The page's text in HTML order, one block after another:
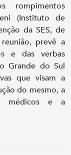
rompimentos
(Instituto de
da SES, de
prevê a
e das verbas
Grande do Sul
que visam a
do mesmo, a
médicos e a